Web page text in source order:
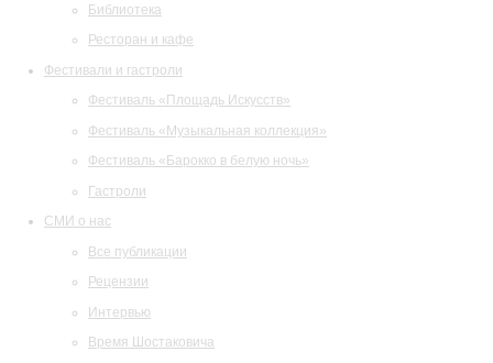
Библиотека
Ресторан и кафе
Фестивали и гастроли
Фестиваль «Площадь Искусств»
Фестиваль «Музыкальная коллекция»
Фестиваль «Барокко в белую ночь»
Гастроли
СМИ о нас
Все публикации
Рецензии
Интервью
Время Шостаковича